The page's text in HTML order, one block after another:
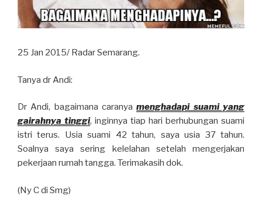
25 Jan 2015/ Radar Semarang.
Tanya dr Andi:
Dr Andi, bagaimana caranyamenghadapi suami yang
gairahnya tinggi, inginnya tiap hari berhubungan suami
istri terus. Usia suami 42 tahun, saya usia 37 tahun.
Soalnya saya sering kelelahan setelah mengerjakan
pekerjaan rumah tangga. Terimakasih dok.
(Ny C di Smg)